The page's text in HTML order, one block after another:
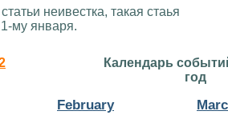
неивестка, такая стаья
му января.
Календарь
год
February